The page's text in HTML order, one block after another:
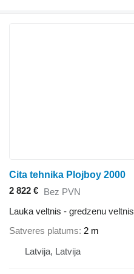
Cita tehnika Plojboy 2000
2 822 € Bez PVN
Lauka veltnis - gredzenu veltnis
Satveres platums 2 m
Latvija, Latvija